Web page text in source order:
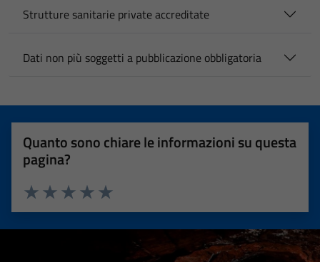
Strutture sanitarie private accreditate
Dati non più soggetti a pubblicazione obbligatoria
Quanto sono chiare le informazioni su questa
pagina?
Valuta 5 stelle su 5
Valuta 4 stelle su 5
Valuta 3 stelle su 5
Valuta 2 stelle su 5
Valuta 1 stelle su 5